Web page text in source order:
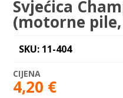
Svjećica
(motorne
SKU: 11-404
4,20 €